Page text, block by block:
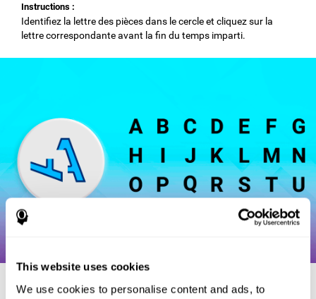
This website uses cookies
We use cookies to personalise content and ads, to
Instructions :
Identifiez la lettre des pièces dans le cercle et cliquez sur la
lettre correspondante avant la fin du temps imparti.